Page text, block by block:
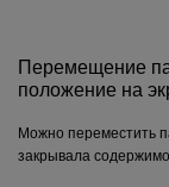
Перемещение
положение на
Можно переместить
закрывала